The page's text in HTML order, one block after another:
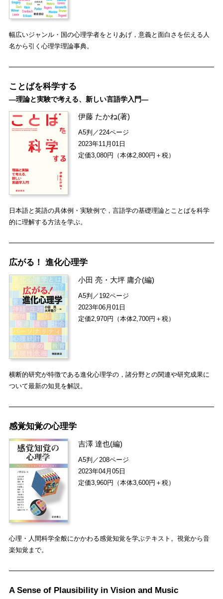
幅広いジャンル・国の心理学者をとりあげ，意義と面白さを伝える人
名から引く心理学理論事典。
ことばを科学する
―理論と実験で考える、新しい言語学入門―
伊藤 たかね(著)
A5判／224ページ
2023年11月01日
定価3,080円（本体2,800円＋税）
日本語と英語の具体例・実験例で，言語学の基礎理論とことばを科学
的に理解する方法を学ぶ。
広がる！ 進化心理学
小田 亮 ・ 大坪 庸介(編)
A5判／192ページ
2023年06月01日
定価2,970円（本体2,700円＋税）
横断的研究が特徴である進化心理学の，諸分野との関連や研究成果に
ついて最新の知見を解説。
感覚知覚の心理学
吉澤 達也(編)
A5判／208ページ
2023年04月05日
定価3,960円（本体3,600円＋税）
心理・人間科学全般にかかわる感覚知覚を学ぶテキスト。視覚から音
楽知覚まで。
A Sense of Plausibility in Vision and Music